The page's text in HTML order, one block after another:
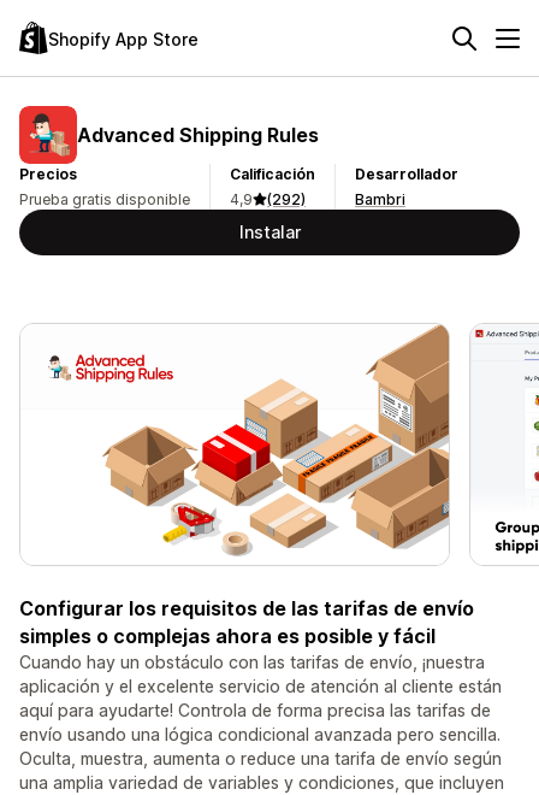
Shopify App Store
Advanced Shipping Rules
Precios
Prueba gratis disponible
Calificación
4,9
(292)
Desarrollador
Bambri
Instalar
Configurar los requisitos de las tarifas de envío
simples o complejas ahora es posible y fácil
Cuando hay un obstáculo con las tarifas de envío, ¡nuestra
aplicación y el excelente servicio de atención al cliente están
aquí para ayudarte! Controla de forma precisa las tarifas de
envío usando una lógica condicional avanzada pero sencilla.
Oculta, muestra, aumenta o reduce una tarifa de envío según
una amplia variedad de variables y condiciones, que incluyen